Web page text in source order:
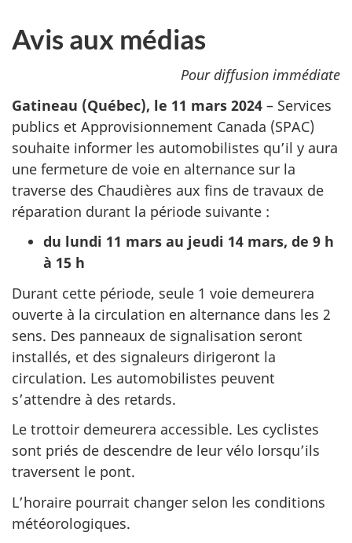
Avis aux médias
Pour diffusion immédiate
Gatineau (Québec), le 11 mars 2024 – Services
publics et Approvisionnement Canada (SPAC)
souhaite informer les automobilistes qu’il y aura
une fermeture de voie en alternance sur la
traverse des Chaudières aux fins de travaux de
réparation durant la période suivante :
du lundi 11 mars au jeudi 14 mars, de 9 h
à 15 h
Durant cette période, seule 1 voie demeurera
ouverte à la circulation en alternance dans les 2
sens. Des panneaux de signalisation seront
installés, et des signaleurs dirigeront la
circulation. Les automobilistes peuvent
s’attendre à des retards.
Le trottoir demeurera accessible. Les cyclistes
sont priés de descendre de leur vélo lorsqu’ils
traversent le pont.
L’horaire pourrait changer selon les conditions
météorologiques.